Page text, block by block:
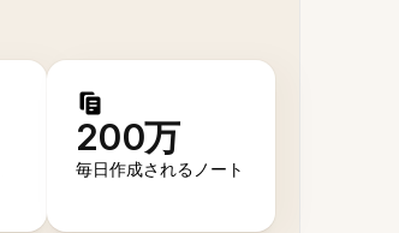
200万
毎日作成されるノート